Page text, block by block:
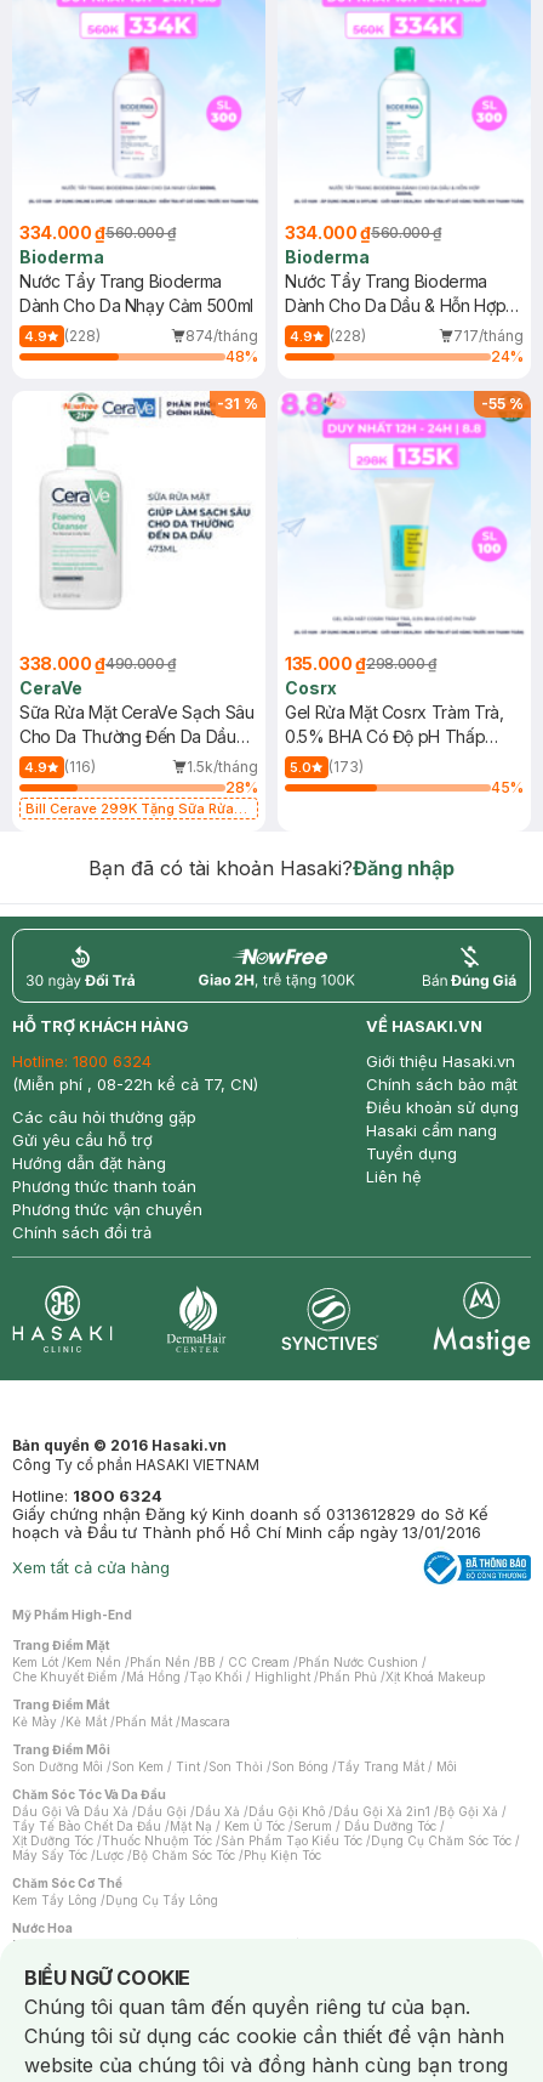
334.000 ₫560.000 ₫
Bioderma
Nước Tẩy Trang Bioderma
Dành Cho Da Nhạy Cảm 500ml
4.9 (228)
874/tháng
48%
334.000 ₫560.000 ₫
Bioderma
Nước Tẩy Trang Bioderma
Dành Cho Da Dầu & Hỗn Hợp
500ml
4.9 (228)
717/tháng
24%
-31 %
338.000 ₫490.000 ₫
CeraVe
Sữa Rửa Mặt CeraVe Sạch Sâu
Cho Da Thường Đến Da Dầu
473ml
4.9 (116)
1.5k/tháng
28%
Bill Cerave 299K Tặng Sữa Rửa
-55%
135.000 ₫298.000 ₫
Cosrx
Gel Rửa Mặt Cosrx Tràm Trà,
0.5% BHA Có Độ pH Thấp
150ml
5.0
(173)
45%
Bạn đã có tài khoản Hasaki?Đăng nhập
return nowfree price
HỖ TRỢ KHÁCH HÀNG
Hotline: 1800 6324
(Miễn phí , 08-22h kể cả T7, CN)
Các câu hỏi thường gặp
Gửi yêu cầu hỗ trợ
Hướng dẫn đặt hàng
Phương thức thanh toán
Phương thức vận chuyển
Chính sách đổi trả
VỀ HASAKI.VN
Giới thiệu Hasaki.vn
Chính sách bảo mật
Điều khoản sử dụng
Hasaki cẩm nang
Tuyển dụng
Liên hệ
Bản quyền © 2016 Hasaki.vn
Công Ty cổ phần HASAKI VIETNAM
Hotline: 1800 6324
Giấy chứng nhận Đăng ký Kinh doanh số 0313612829 do Sở Kế
hoạch và Đầu tư Thành phố Hồ Chí Minh cấp ngày 13/01/2016
Xem tất cả cửa hàng
Mỹ Phẩm High-End
Trang Điểm Mặt
Kem Lót /Kem Nền /Phấn Nền /BB / CC Cream /Phấn Nước Cushion /
Che Khuyết Điểm /Má Hồng /Tạo Khối / Highlight /Phấn Phủ /Xịt Khoá Makeup
Trang Điểm Mắt
Kẻ Mày /Kẻ Mắt /Phấn Mắt /Mascara
Trang Điểm Môi
Son Dưỡng Môi /Son Kem / Tint /Son Thỏi /Son Bóng /Tẩy Trang Mắt / Môi
Chăm Sóc Tóc Và Da Đầu
Dầu Gội Và Dầu Xả /Dầu Gội /Dầu Xả /Dầu Gội Khô /Dầu Gội Xả 2in1 /Bộ Gội Xả /
Tẩy Tế Bào Chết Da Đầu /Mặt Nạ / Kem Ủ Tóc /Serum / Dầu Dưỡng Tóc /
Xịt Dưỡng Tóc /Thuốc Nhuộm Tóc /Sản Phẩm Tạo Kiểu Tóc /Dụng Cụ Chăm Sóc Tóc /
Máy Sấy Tóc /Lược /Bộ Chăm Sóc Tóc /Phụ Kiện Tóc
Chăm Sóc Cơ Thể
Kem Tẩy Lông /Dụng Cụ Tẩy Lông
Nước Hoa
Nước Hoa Nữ
Chăm Sóc Cá Nhân
Chống Muỗi /Khẩu Trang /Máy Massage/Mặt Nạ Xông Hơi /Nước Rửa Tay/
Sản Phẩm Chăm Sóc Khác /Bàn Chải Đánh Răng /Bàn Chải Điện/
Hỗ Trợ Trắng Răng/Kem Đánh Răng /Máy Tăm Nước/ Nước Súc Miệng/
Tăm / Chỉ Nha Khoa/ Xịt Thơm Miệng / Dung Dịch Vệ Sinh/Dưỡng Vùng Kín/
Khăn Ướt Vệ Sinh Vùng Kín/Băng Vệ Sinh/Tampon/Bọt Cạo Râu /Dao Cạo Râu/
Máy Cạo Râu
BIỂU NGỮ COOKIE
Notice about cookies usage
Chúng tôi quan tâm đến quyền riêng tư của bạn.
Chúng tôi sử dụng các cookie cần thiết để vận hành
website của chúng tôi và đồng hành cùng bạn trong